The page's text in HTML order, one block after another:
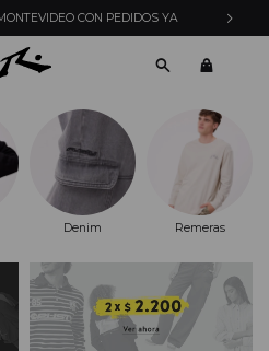
CON PEDIDOS YA
Denim Remeras